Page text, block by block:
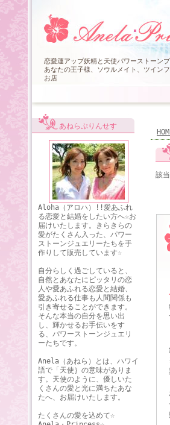
恋愛運アップ妖精と天使パワーストー
あなたの王子様、ソウルメイト、ツイン
お店
あねらぷりんせす
Aloha（アロハ）!!愛あふれ
る恋愛と結婚をしたい方へ☆お
届けいたします。きらきらの
愛がたくさん入った、パワー
ストーンジュエリーたちを手
作りして販売しています☆
自分らしく過ごしていると、
自然とあなたにピッタリの恋
人や愛あふれる恋愛と結婚、
愛あふれる仕事も人間関係も
引き寄せることができます。
そんな本当の自分を思い出
し、輝かせるお手伝いをす
る、パワーストーンジュエリ
ーたちです。
Anela（あねら）とは、ハワイ
語で「天使｝の意味がありま
す。天使のように、優しいた
くさんの愛と光に満ちたあな
たへ、お届けいたします。
たくさんの愛を込めて☆
該